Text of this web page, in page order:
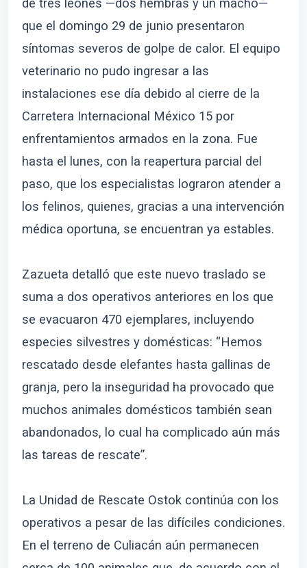
que el domingo 29 de junio presentaron
síntomas severos de golpe de calor. El equipo
veterinario no pudo ingresar a las
instalaciones ese día debido al cierre de la
Carretera Internacional México 15 por
enfrentamientos armados en la zona. Fue
hasta el lunes, con la reapertura parcial del
paso, que los especialistas lograron atender a
los felinos, quienes, gracias a una intervención
médica oportuna, se encuentran ya estables.
Zazueta detalló que este nuevo traslado se
suma a dos operativos anteriores en los que
se evacuaron 470 ejemplares, incluyendo
especies silvestres y domésticas: “Hemos
rescatado desde elefantes hasta gallinas de
granja, pero la inseguridad ha provocado que
muchos animales domésticos también sean
abandonados, lo cual ha complicado aún más
las tareas de rescate”.
La Unidad de Rescate Ostok continúa con los
operativos a pesar de las difíciles condiciones.
En el terreno de Culiacán aún permanecen